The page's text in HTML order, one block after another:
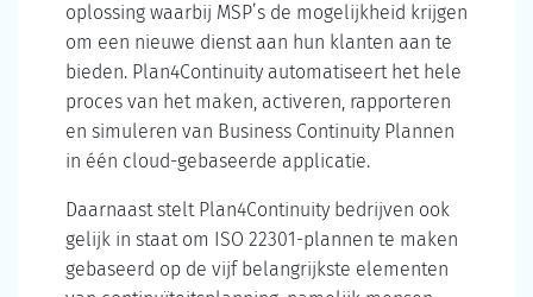
oplossing waarbij MSP’s de mogelijkheid krijgen
om een nieuwe dienst aan hun klanten aan te
bieden. Plan4Continuity automatiseert het hele
proces van het maken, activeren, rapporteren
en simuleren van Business Continuity Plannen
in één cloud-gebaseerde applicatie.
Daarnaast stelt Plan4Continuity bedrijven ook
gelijk in staat om ISO 22301-plannen te maken
gebaseerd op de vijf belangrijkste elementen